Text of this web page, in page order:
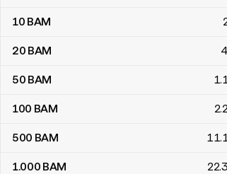
10 BAM
20 BAM
50 BAM
100 BAM
500 BAM
1.000 BAM